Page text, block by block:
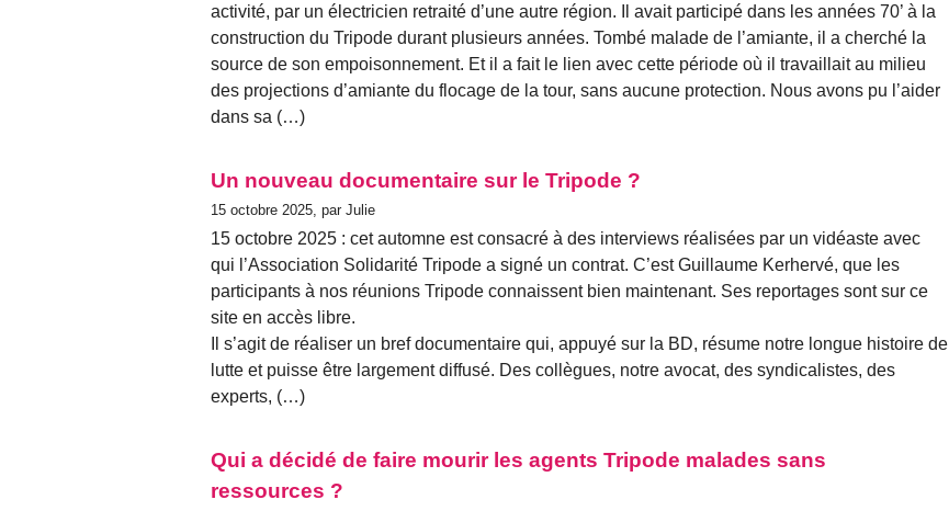
activité, par un électricien retraité d’une autre région. Il avait participé dans les années 70’ à la
construction du Tripode durant plusieurs années. Tombé malade de l’amiante, il a cherché la
source de son empoisonnement. Et il a fait le lien avec cette période où il travaillait au milieu
des projections d’amiante du flocage de la tour, sans aucune protection. Nous avons pu l’aider
dans sa (…)
Un nouveau documentaire sur le Tripode ?
15 octobre 2025, par Julie
15 octobre 2025 : cet automne est consacré à des interviews réalisées par un vidéaste avec
qui l’Association Solidarité Tripode a signé un contrat. C’est Guillaume Kerhervé, que les
participants à nos réunions Tripode connaissent bien maintenant. Ses reportages sont sur ce
site en accès libre.
Il s’agit de réaliser un bref documentaire qui, appuyé sur la BD, résume notre longue histoire de
lutte et puisse être largement diffusé. Des collègues, notre avocat, des syndicalistes, des
experts, (…)
Qui a décidé de faire mourir les agents Tripode malades sans
ressources ?